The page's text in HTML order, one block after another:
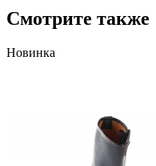
Смотрите также
Новинка